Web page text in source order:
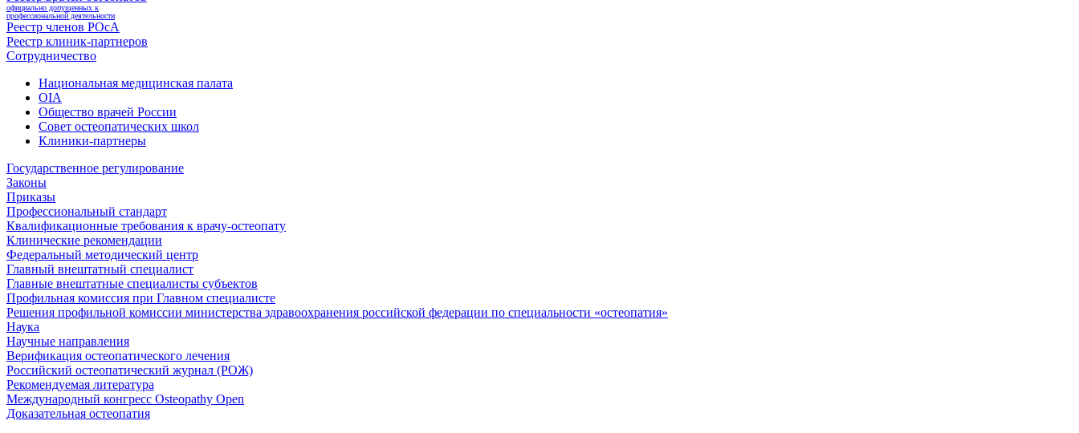
официально допущенных к
профессиональной деятельности
Реестр членов РОсА
Реестр клиник-партнеров
Сотрудничество
Национальная медицинская палата
OIA
Общество врачей России
Совет остеопатических школ
Клиники-партнеры
Государственное регулирование
Законы
Приказы
Профессиональный стандарт
Квалификационные требования к врачу-остеопату
Клинические рекомендации
Федеральный методический центр
Главный внештатный специалист
Главные внештатные специалисты субъектов
Профильная комиссия при Главном специалисте
Решения профильной комиссии министерства здравоохранения российской федерации по специальности «остеопатия»
Наука
Научные направления
Верификация остеопатического лечения
Российский остеопатический журнал (РОЖ)
Рекомендуемая литература
Международный конгресс Osteopathy Open
Доказательная остеопатия